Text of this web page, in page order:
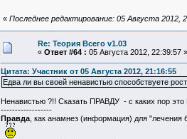
« Последнее редактирование: 05 Августа 2012,
Re: Теория Всего v1.03
« Ответ #64 : 05 Августа 2012, 22:39:57 »
Цитата: Участник от 05 Августа 2012, 21:16:55
Едва ли вы своей ненавистью способствуете
Ненавистью ?!! Сказать ПРАВДУ - с каких пор
------------------
Правда, как анамнез (информация) для "лечения